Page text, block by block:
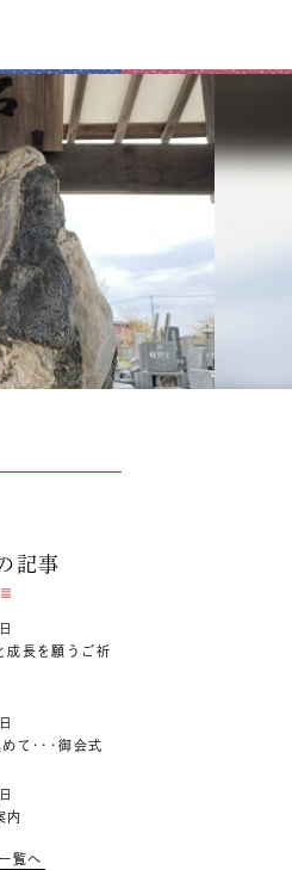
記事
成長を願うご祈
て･･･御会式
内
覧へ